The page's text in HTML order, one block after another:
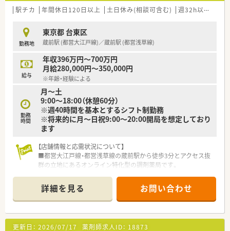
駅チカ 年間休日120日以上 土日休み(相談可含む) 週32h以上
勤務地
東京都 台東区
蔵前駅 (都営大江戸線)／蔵前駅 (都営浅草線)
給与
年収396万円～700万円
月給280,000円～350,000円
※年齢・経験による
勤務
時間
月～土
9:00～18:00（休憩60分）
※週40時間を基本とするシフト制勤務
※将来的に月～日祝9:00～20:00開局を想定しており
ます
【店舗情報と応需状況について】
■都営大江戸線・都営浅草線の蔵前駅から徒歩3分とアクセス抜
群の立地にあるオンライン特化型の調剤薬局です。
オンライン服薬指導を通じて全国の患者様へ対応しています。
【募集背景と求める人物像について】
■DXの新規事業として2024年2月にオープンしたオンライン特
化型薬局のため、長期的に活躍いただける正社員を定期採用して
詳細を見る お問い合わせ
更新日： 2026/07/17 薬剤師求人ID： 18873